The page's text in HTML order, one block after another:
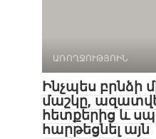
ԱՌՈՂՋՈՒԹՅՈԻՆ
Ինչպես բրնձի
մաշկը,
հետքերից և
հարթեցնել այն